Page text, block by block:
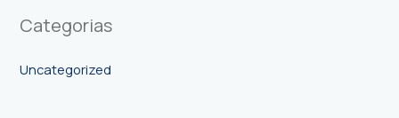
Categorias
Uncategorized